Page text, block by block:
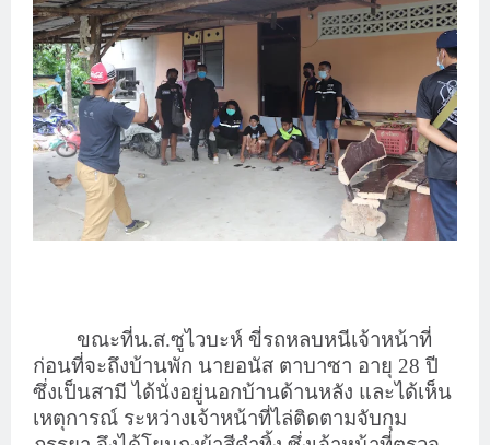
ขณะที่น.ส.ซูไวบะห์ ขี่รถหลบหนีเจ้าหน้าที่
ก่อนที่จะถึงบ้านพัก นายอนัส ตาบาซา อายุ 28 ปี
ซึ่งเป็นสามี ได้นั่งอยู่นอกบ้านด้านหลัง และได้เห็น
เหตุการณ์ ระหว่างเจ้าหน้าที่ไล่ติดตามจับกุม